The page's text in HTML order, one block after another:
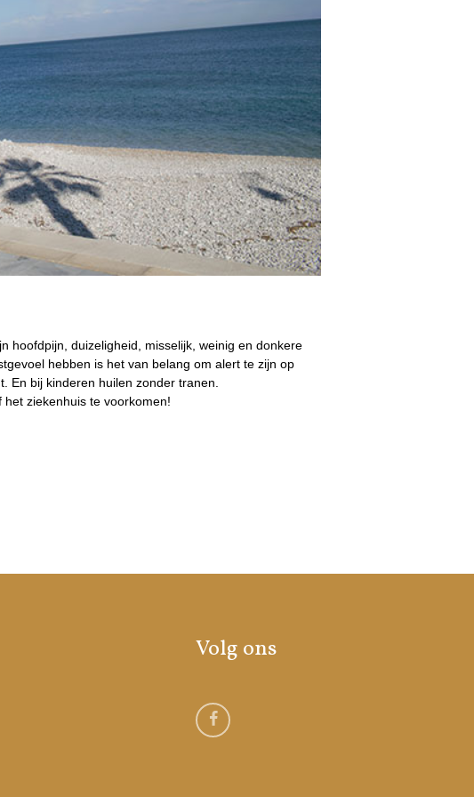
hoofdpijn, duizeligheid, misselijk, weinig en donkere
hebben is het van belang om alert te zijn op
En bij kinderen huilen zonder tranen.
ziekenhuis te voorkomen!
Volg ons